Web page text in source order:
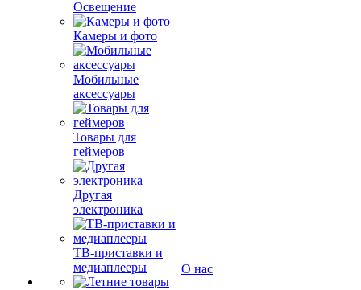
Освещение
Камеры и фото
Мобильные
аксессуары
Товары для
геймеров
Другая
электроника
ТВ-приставки и
медиаплееры
О нас